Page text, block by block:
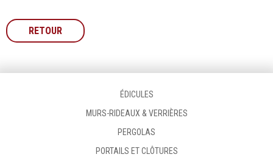
RETOUR
ÉDICULES
MURS-RIDEAUX & VERRIÈRES
PERGOLAS
PORTAILS ET CLÔTURES